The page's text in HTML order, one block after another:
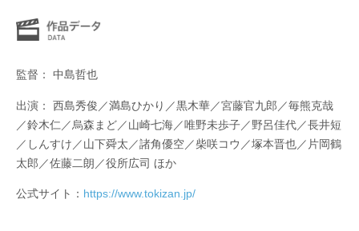
監督： 中島哲也
出演： 西島秀俊／満島ひかり／黒木華／宮藤官九郎／毎熊克哉
／鈴木仁／烏森まど／山崎七海／唯野未歩子／野呂佳代／長井短
／しんすけ／山下舜太／諸角優空／柴咲コウ／塚本晋也／片岡鶴
太郎／佐藤二朗／役所広司 ほか
公式サイト： https://www.tokizan.jp/